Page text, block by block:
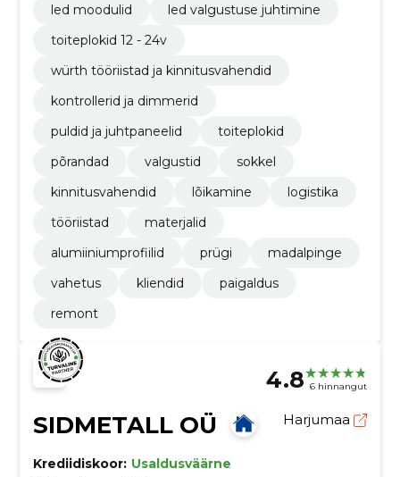
led moodulid
led valgustuse juhtimine
toiteplokid 12 - 24v
würth tööriistad ja kinnitusvahendid
kontrollerid ja dimmerid
puldid ja juhtpaneelid
toiteplokid
põrandad
valgustid
sokkel
kinnitusvahendid
lõikamine
logistika
tööriistad
materjalid
alumiiniumprofiilid
prügi
madalpinge
vahetus
kliendid
paigaldus
remont
4.8 6 hinnangut
SIDMETALL OÜ Harjumaa
Krediidiskoor: Usaldusväärne